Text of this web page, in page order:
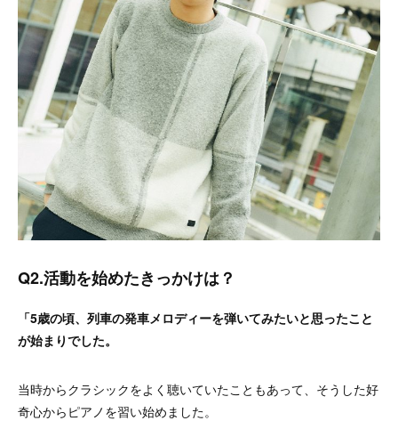
Q2.活動を始めたきっかけは？
「5歳の頃、列車の発車メロディーを弾いてみたいと思ったこと
が始まりでした。
当時からクラシックをよく聴いていたこともあって、そうした好
奇心からピアノを習い始めました。